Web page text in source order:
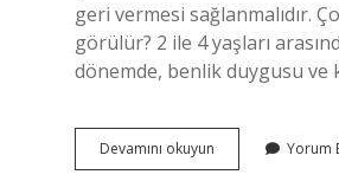
geri vermesi sağlanmalıdır.
görülür? 2 ile 4 yaşları
dönemde, benlik duygusu ve
Devamını okuyun Benmerkezci
Çocuğa
Yorum